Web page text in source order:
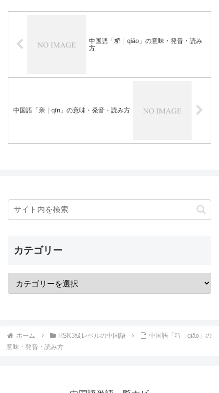
中国語「桥｜qiáo」の意味・発音・読み
方
中国語「亲｜qīn」の意味・発音・読み方
カテゴリー
ホーム HSK3級レベルの中国語
中国語「巧｜qiǎo」の
意味・発音・読み方